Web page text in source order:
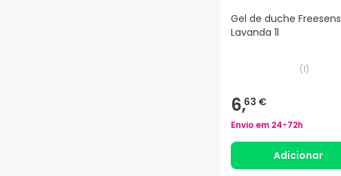
Gel de duche Freesens
Lavanda 1l
(1)
6,63 €
Envio em 24-72h
Adicionar